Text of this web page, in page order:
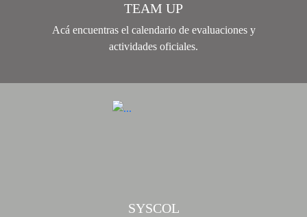
TEAM UP
Acá encuentras el calendario de evaluaciones y
actividades oficiales.
SYSCOL